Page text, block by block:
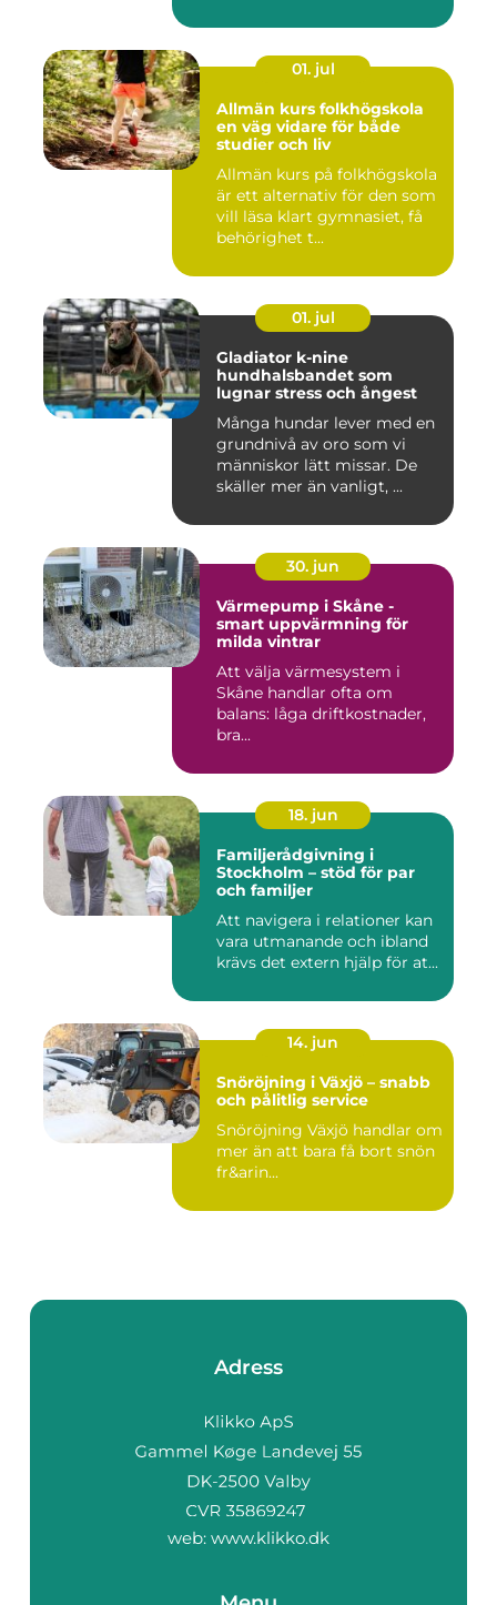
01. jul
Allmän kurs folkhögskola
en väg vidare för både
studier och liv
Allmän kurs på folkhögskola
är ett alternativ för den som
vill läsa klart gymnasiet, få
behörighet t...
01. jul
Gladiator k-nine
hundhalsbandet som
lugnar stress och ångest
Många hundar lever med en
grundnivå av oro som vi
människor lätt missar. De
skäller mer än vanligt, ...
30. jun
Värmepump i Skåne -
smart uppvärmning för
milda vintrar
Att välja värmesystem i
Skåne handlar ofta om
balans: låga driftkostnader,
bra...
18. jun
Familjerådgivning i
Stockholm – stöd för par
och familjer
Att navigera i relationer kan
vara utmanande och ibland
krävs det extern hjälp för at...
14. jun
Snöröjning i Växjö – snabb
och pålitlig service
Snöröjning Växjö handlar om
mer än att bara få bort snön
fr&arin...
Adress
web: www.klikko.dk